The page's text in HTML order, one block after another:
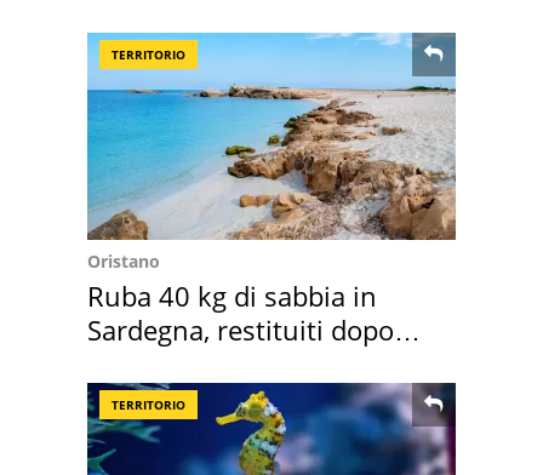
TERRITORIO
Oristano
Ruba 40 kg di sabbia in
Sardegna, restituiti dopo
TERRITORIO